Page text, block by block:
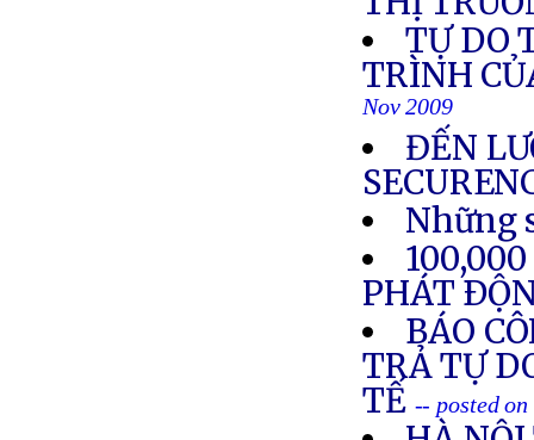
TỰ DO
TRÌNH
Nov 2009
ĐẾN
Những
PHÁT
BÁO
TRẢ TỰ
TẾ -- posted